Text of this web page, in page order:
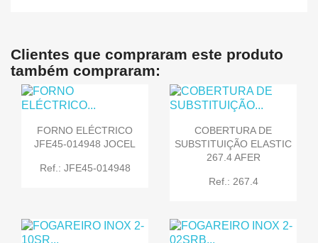
Clientes que compraram este produto
também compraram:
FORNO ELÉCTRICO
JFE45-014948 JOCEL
Ref.: JFE45-014948
COBERTURA DE
SUBSTITUIÇÃO ELASTIC
267.4 AFER
Ref.: 267.4